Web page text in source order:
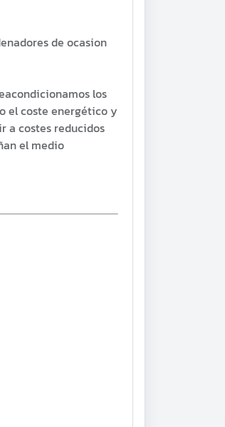
de ocasion
los
el coste energético y
a costes reducidos
el medio